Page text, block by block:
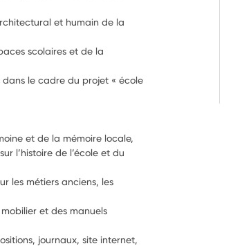
et humain de la
scolaires et de la
le cadre du projet « école
et de la mémoire locale,
l’histoire de l’école et du
les métiers anciens, les
et des manuels
journaux, site internet,